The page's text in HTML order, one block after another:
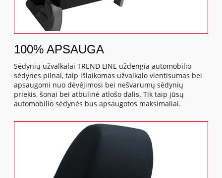
100% APSAUGA
Sėdynių užvalkalai TREND LINE uždengia automobilio
sėdynes pilnai, taip išlaikomas užvalkalo vientisumas bei
apsaugomi nuo dėvėjimosi bei nešvarumų sėdynių
priekis, šonai bei atbulinė atlošo dalis. Tik taip jūsų
automobilio sėdynės bus apsaugotos maksimaliai.